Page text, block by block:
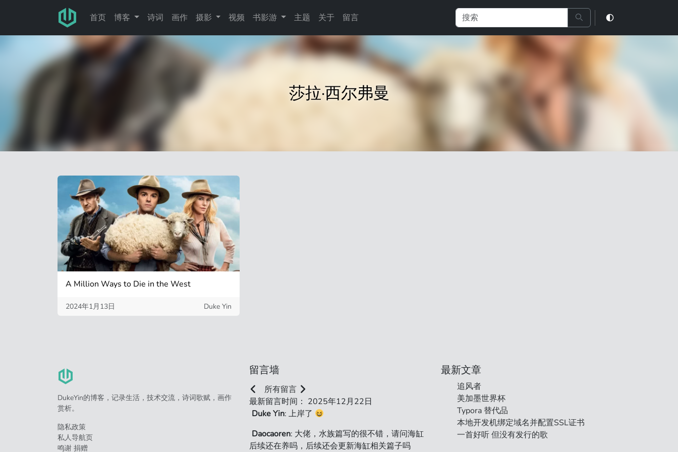
首页
博客 诗词 画作 摄影 视频 书影游 主题 关于 留言
莎拉·西尔弗曼
A Million Ways to Die in the West
2024年1月13日 Duke Yin
DukeYin的博客，记录生活，技术交流，诗词歌赋，画作
赏析。
隐私政策
私人导航页
鸣谢 捐赠
留言墙
所有留言
最新留言时间： 2025年12月22日
Duke Yin: 上岸了
Daocaoren: 大佬，水族篇写的很不错，请问海缸
后续还在养吗，后续还会更新海缸相关篇子吗
最新文章
追风者
美加墨世界杯
Typora 替代品
本地开发机绑定域名并配置SSL证书
一首好听 但没有发行的歌